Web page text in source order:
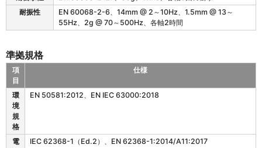
耐振性
EN 60068-2-6、14mm @ 2～10Hz、1.5mm @ 13～
55Hz、2g @ 70～500Hz、各軸2時間
準拠規格
の
項
目
仕様
環
境
規
格
EN 50581:2012、EN IEC 63000:2018
電
IEC 62368-1（Ed.2）、EN 62368-1:2014/A11:2017